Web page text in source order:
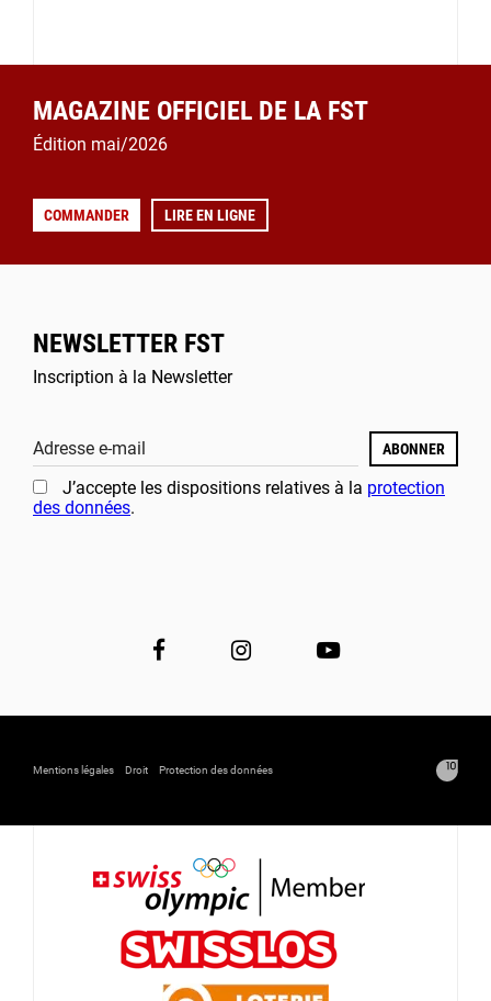
MAGAZINE OFFICIEL DE LA FST
Édition mai/2026
COMMANDER LIRE EN LIGNE
NEWSLETTER FST
Inscription à la Newsletter
Adresse e-mail ABONNER
J’accepte les dispositions relatives à la protection
des données.
Mentions légales Droit Protection des données